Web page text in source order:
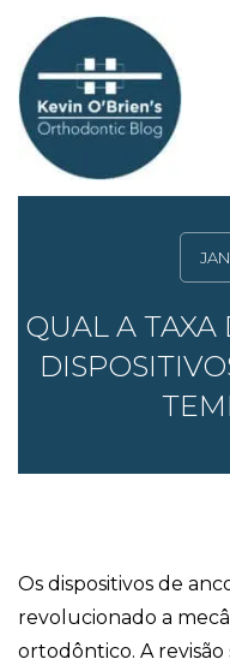
QUAL A TAXA
Os dispositivos de
revolucionado a
ortodôntico. A revisão